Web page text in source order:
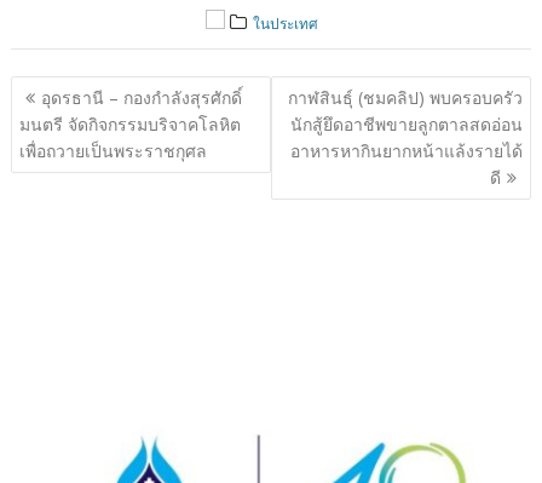
ในประเทศ
แนะแนว
เรื่อง
อุดรธานี – กองกำลังสุรศักดิ์
มนตรี จัดกิจกรรมบริจาคโลหิต
เพื่อถวายเป็นพระราชกุศล
กาฬสินธุ์ (ชมคลิป) พบครอบครัว
นักสู้ยึดอาชีพขายลูกตาลสดอ่อน
อาหารหากินยากหน้าแล้งรายได้
ดี